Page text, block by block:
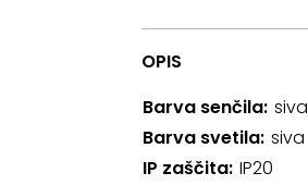
OPIS
Barva senčila siva
Barva svetila siva
IP zaščita IP20